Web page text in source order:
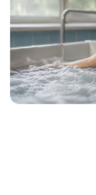
i
s
č
l
á
n